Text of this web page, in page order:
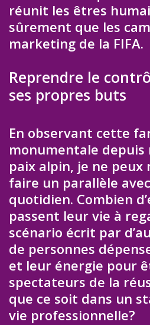
réunit les êtres
sûrement que les
marketing de la FIFA.
Reprendre le
ses propres buts
En observant cette
monumentale depuis
paix alpin, je ne peux
faire un parallèle
quotidien. Combien
passent leur vie à
scénario écrit par
de personnes
et leur énergie pour
spectateurs de la
que ce soit dans un
vie professionnelle?